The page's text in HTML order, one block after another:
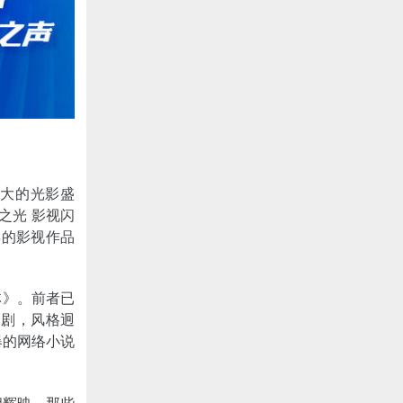
的光影盛
光 影视闪
影视作品
。前者已
，风格迥
网络小说